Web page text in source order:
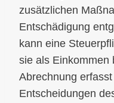
zusätzlichen
Entschädigung
kann eine
sie als Einkommen
Abrechnung
Entscheidungen